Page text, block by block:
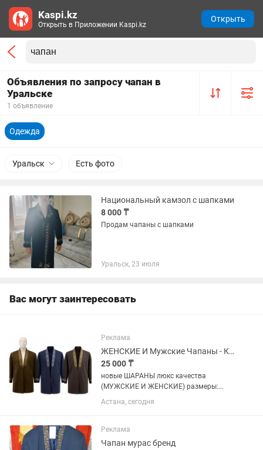
Объявления по запросу чапан в
Уральске
1 объявление
Одежда
Уральск Есть фото
Национальный камзол с шапками
8 000 ₸
Продам чапаны с шапками
Уральск, 23 июля
Вас могут заинтересовать
Реклама
ЖЕНСКИЕ И Мужские Чапаны - Кашемир - ДЛИННЫЕ И КОРОТКИЕ
25 000 ₸
новые ШАРАНЫ люкс качества
(МУЖСКИЕ И ЖЕНСКИЕ) размеры:
разные Итальянский Кашемир 25 000 т
35 000 т Қасқыр тымақ Түлкі тымақ
Ред - Каспи Рассрочка (0-0-12) -...
Астана, сегодня
Реклама
Чапан мурас бренд
Kaspi.kz
Открыть в Приложении Kaspi.kz
Открыть